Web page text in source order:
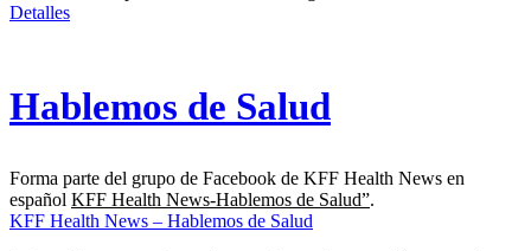
Detalles
Hablemos de Salud
Forma parte del grupo de Facebook de KFF Health News en
español KFF Health News-Hablemos de Salud”.
KFF Health News – Hablemos de Salud